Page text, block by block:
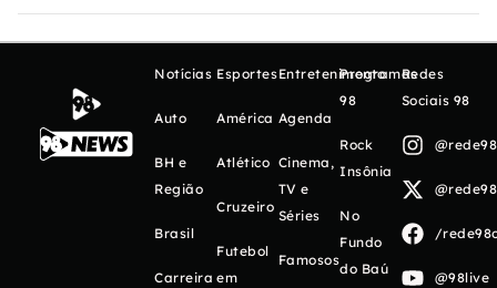
Notícias
Auto
BH e
Região
Brasil
Carreira
Esportes
América
Atlético
Cruzeiro
Futebol
em
Entretenimento
Agenda
Cinema,
TV e
Séries
Famosos
Programas
98
Rock
Insônia
No
Fundo
do Baú
Redes
Sociais 98
/
@98live